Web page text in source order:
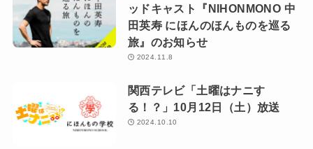
ッドキャスト『NIHONMONO 中
田英寿 にほんのほんものを巡る
旅』のお知らせ
2024.11.8
関西テレビ「土曜はナニす
る！？」10月12日（土）放送
2024.10.10